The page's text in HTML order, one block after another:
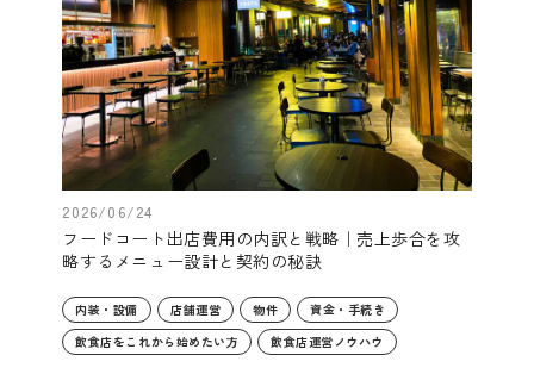
2026/06/24
フードコート出店費用の内訳と戦略｜売上歩合を攻
略するメニュー設計と契約の秘訣
内装・設備 店舗運営 物件
資金・手続き
飲食店をこれから始めたい方
飲食店運営ノウハウ